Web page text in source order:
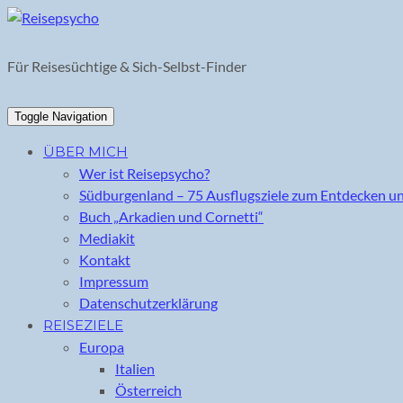
Skip
content
Für Reisesüchtige & Sich-Selbst-Finder
Toggle Navigation
ÜBER MICH
Wer ist Reisepsycho?
Südburgenland – 75 Ausflugsziele zum Entdecken
Buch „Arkadien und Cornetti“
Mediakit
Kontakt
Impressum
Datenschutzerklärung
REISEZIELE
Europa
Italien
Österreich